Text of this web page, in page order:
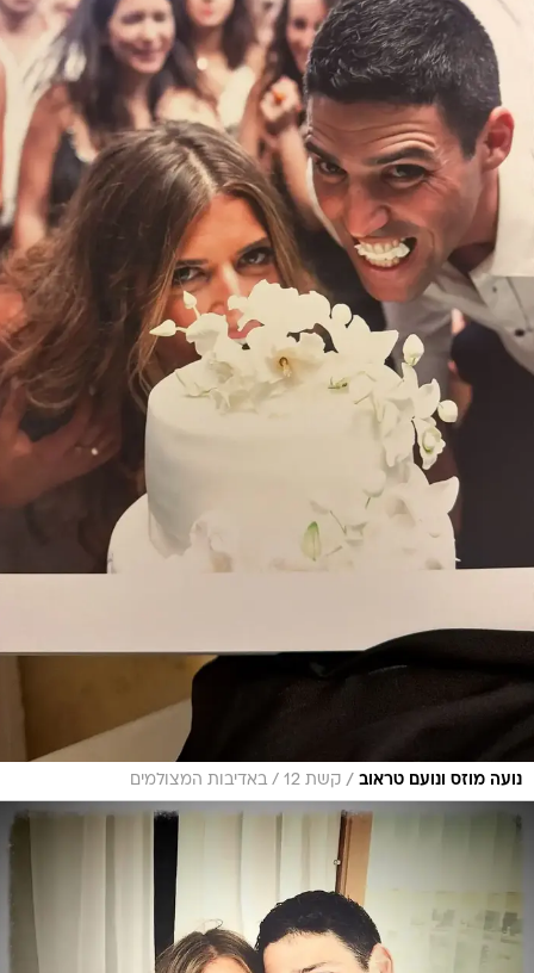
נועה מוזס ונועם טראוב / קשת 12 / באדיבות המצולמים